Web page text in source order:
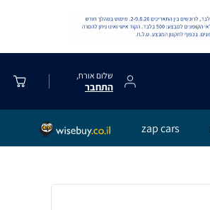
שלום אורח,
התחבר
zap cars